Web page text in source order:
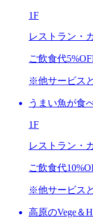
1F
レストラン・
ご飲食代
※他サービス
うまい⿂が⾷
1F
レストラン・
ご飲食代
※他サービス
高原のVege＆